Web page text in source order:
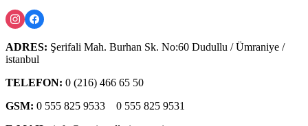
ADRES: Şerifali Mah. Burhan Sk. No:60 Dudullu / Ümraniye /
istanbul
TELEFON: 0 (216) 466 65 50
GSM: 0 555 825 9533
0 555 825 9531